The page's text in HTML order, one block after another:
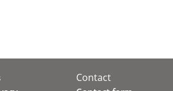
Contact